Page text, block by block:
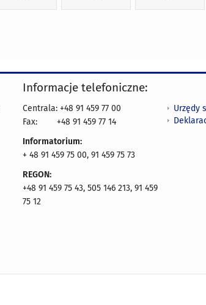
Informacje telefoniczne:
Centrala: +48 91 459 77 00
Fax:
+48 91 459 77 14
Informatorium:
+ 48 91 459 75 00, 91 459 75 73
REGON:
+48 91 459 75 43, 505 146 213, 91 459
75 12
Urzędy